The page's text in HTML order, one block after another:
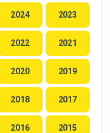
2024 2023
2022 2021
2020 2019
2018 2017
2016 2015